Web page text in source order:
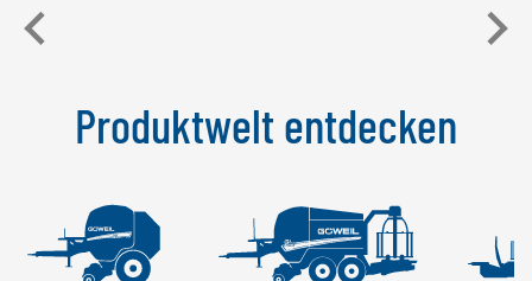
Produktwelt entdecken